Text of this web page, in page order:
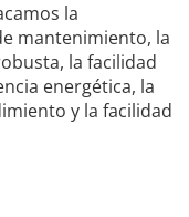
la
mantenimiento, la
la facilidad
energética, la
y la facilidad